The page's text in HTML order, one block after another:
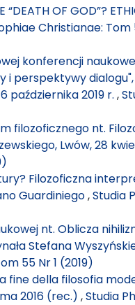
“DEATH OF GOD”?
Christianae: Tom
konferencji
i perspektywy
października 2019 r. ,
filozoficznego nt.
Lwów, 28
Filozoficzna
Guardiniego,Studia
nt. Oblicza
Stefana
55 Nr 1 (2019)
fine della filosofia
2016 (rec.) ,Studia